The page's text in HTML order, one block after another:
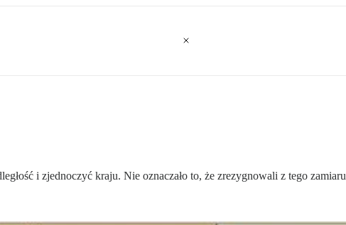
i zjednoczyć kraju. Nie oznaczało to, że zrezygnowali z tego zamiaru